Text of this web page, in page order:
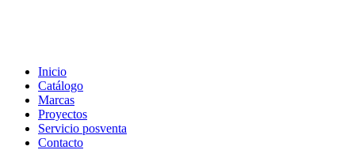
Inicio
Catálogo
Marcas
Proyectos
Servicio posventa
Contacto